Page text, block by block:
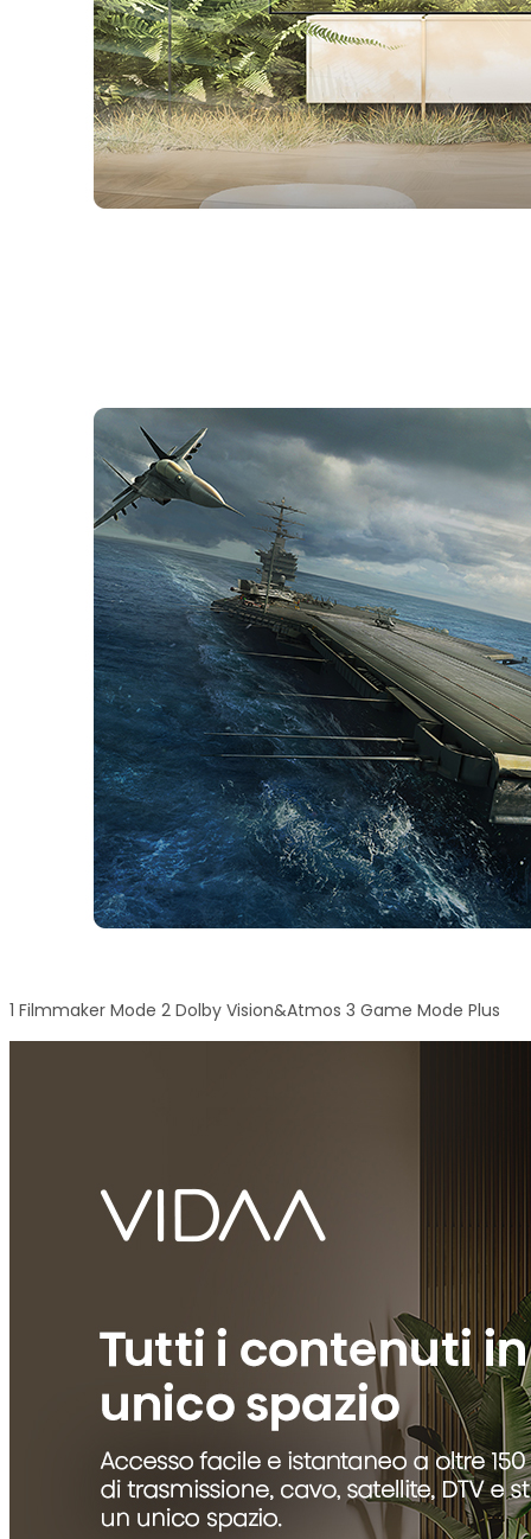
1 Filmmaker Mode 2 Dolby Vision&Atmos 3 Game Mode Plus